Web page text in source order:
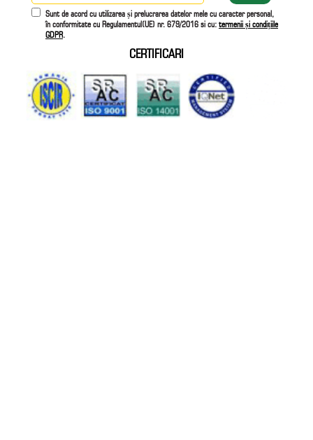
Sunt de acord cu utilizarea și prelucrarea datelor mele cu caracter personal,
în conformitate cu Regulamentul(UE) nr. 679/2016 si cu: termenii și condițiile
GDPR.
CERTIFICARI